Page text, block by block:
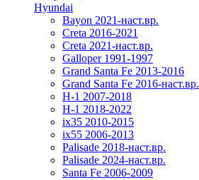
Hyundai
Bayon 2021-наст.вр.
Creta 2016-2021
Creta 2021-наст.вр.
Galloper 1991-1997
Grand Santa Fe 2013-2016
Grand Santa Fe 2016-наст.вр.
H-1 2007-2018
H-1 2018-2022
ix35 2010-2015
ix55 2006-2013
Palisade 2018-наст.вр.
Palisade 2024-наст.вр.
Santa Fe 2006-2009